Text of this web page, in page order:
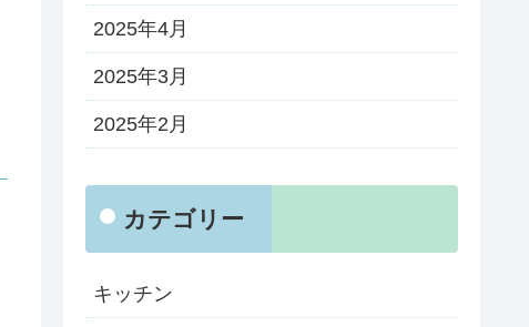
2025年4月
2025年3月
2025年2月
カテゴリー
キッチン